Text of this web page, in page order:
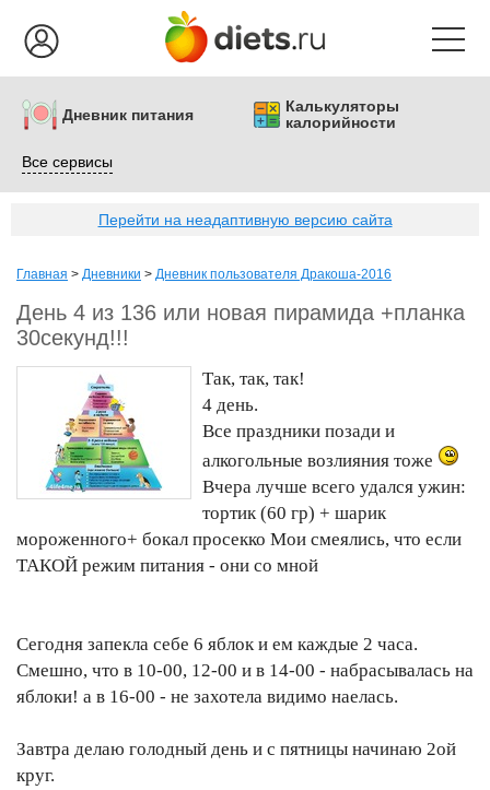
Дневник питания
Калькуляторы
калорийности
Все сервисы
Перейти на неадаптивную версию сайта
Главная > Дневники > Дневник пользователя Дракоша-2016
День 4 из 136 или новая пирамида +планка
30секунд!!!
Так, так, так!
4 день.
Все праздники позади и
алкогольные возлияния тоже
Вчера лучше всего удался ужин:
тортик (60 гр) + шарик
мороженного+ бокал просекко Мои смеялись, что если
ТАКОЙ режим питания - они со мной
Сегодня запекла себе 6 яблок и ем каждые 2 часа.
Смешно, что в 10-00, 12-00 и в 14-00 - набрасывалась на
яблоки! а в 16-00 - не захотела видимо наелась.
Завтра делаю голодный день и с пятницы начинаю 2ой
круг.